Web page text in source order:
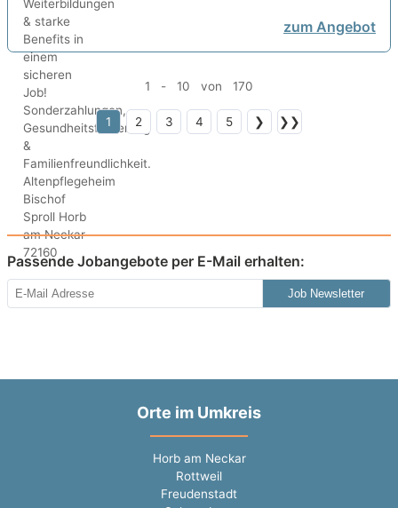
Job! Sonderzahlungen,
Gesundheitsförderung &
Familienfreundlichkeit.
zum Angebot
1 - 10 von 170
1 2 3 4 5 ❯ ❯❯
Passende Jobangebote per E-Mail erhalten:
Job Newsletter
Orte im Umkreis
Horb am Neckar
Rottweil
Freudenstadt